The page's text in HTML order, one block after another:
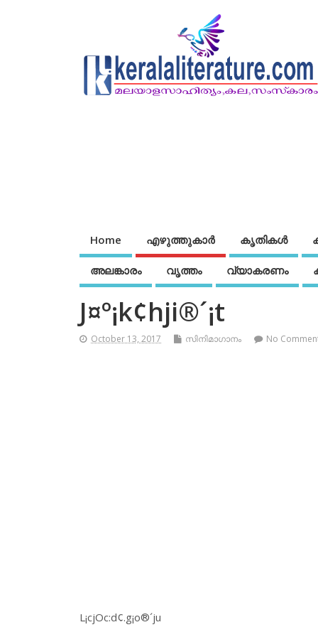
Home എഴുത്തുകാര്‍ കൃതികൾ
അലങ്കാരം വൃത്തം വ്യാകരണം
J¤º¡k¢hji®´¡t
October 13, 2017 സിനിമാഗാനം No
L¡cjOc:d¢.g¡o®´ju